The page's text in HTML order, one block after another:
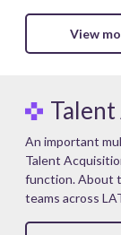
View
An important
Talent
function. About
teams across